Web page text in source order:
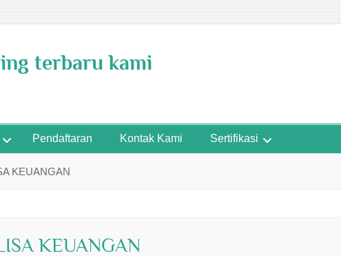
terbaru kami
Pendaftaran Kontak Kami Sertifikasi
KEUANGAN
KEUANGAN